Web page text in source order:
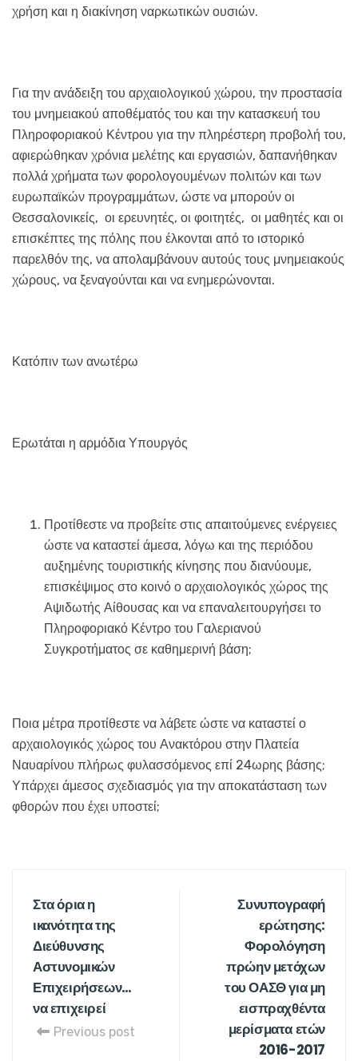
χρήση και η διακίνηση ναρκωτικών ουσιών.
Για την ανάδειξη του αρχαιολογικού χώρου, την προστασία
του μνημειακού αποθέματός του και την κατασκευή του
Πληροφοριακού Κέντρου για την πληρέστερη προβολή του,
αφιερώθηκαν χρόνια μελέτης και εργασιών, δαπανήθηκαν
πολλά χρήματα των φορολογουμένων πολιτών και των
ευρωπαϊκών προγραμμάτων, ώστε να μπορούν οι
Θεσσαλονικείς, οι ερευνητές, οι φοιτητές, οι μαθητές και οι
επισκέπτες της πόλης που έλκονται από το ιστορικό
παρελθόν της, να απολαμβάνουν αυτούς τους μνημειακούς
χώρους, να ξεναγούνται και να ενημερώνονται.
Κατόπιν των ανωτέρω
Ερωτάται η αρμόδια Υπουργός
Προτίθεστε να προβείτε στις απαιτούμενες ενέργειες
ώστε να καταστεί άμεσα, λόγω και της περιόδου
αυξημένης τουριστικής κίνησης που διανύουμε,
επισκέψιμος στο κοινό ο αρχαιολογικός χώρος της
Αψιδωτής Αίθουσας και να επαναλειτουργήσει το
Πληροφοριακό Κέντρο του Γαλεριανού
Συγκροτήματος σε καθημερινή βάση;
Ποια μέτρα προτίθεστε να λάβετε ώστε να καταστεί ο
αρχαιολογικός χώρος του Ανακτόρου στην Πλατεία
Ναυαρίνου πλήρως φυλασσόμενος επί 24ωρης βάσης;
Υπάρχει άμεσος σχεδιασμός για την αποκατάσταση των
φθορών που έχει υποστεί;
Στα όρια η
ικανότητα της
Διεύθυνσης
Αστυνομικών
Επιχειρήσεων…
να επιχειρεί
Previous post
Συνυπογραφή
ερώτησης:
Φορολόγηση
πρώην μετόχων
του ΟΑΣΘ για μη
εισπραχθέντα
μερίσματα ετών
2016-2017